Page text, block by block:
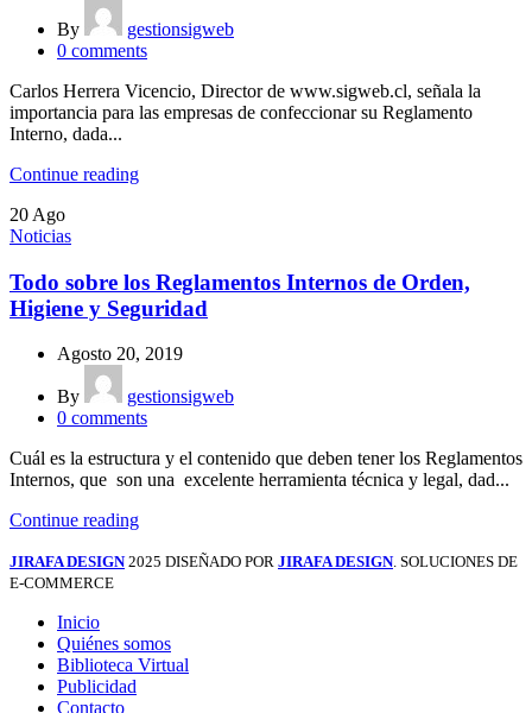
By
gestionsigweb
0 comments
Carlos Herrera Vicencio, Director de www.sigweb.cl, señala la
importancia para las empresas de confeccionar su Reglamento
Interno, dada...
Continue reading
20 Ago
Noticias
Todo sobre los Reglamentos Internos de Orden,
Higiene y Seguridad
Agosto 20, 2019
By
gestionsigweb
0 comments
Cuál es la estructura y el contenido que deben tener los Reglamentos
Internos, que son una excelente herramienta técnica y legal, dad...
Continue reading
JIRAFA DESIGN 2025 DISEÑADO POR JIRAFA DESIGN. SOLUCIONES DE
E-COMMERCE
Inicio
Quiénes somos
Biblioteca Virtual
Publicidad
Contacto